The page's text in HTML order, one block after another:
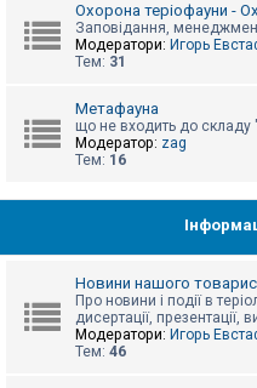
д
п
о
е
й
А
и
т
Охорона теріофауни -
Заповідання,
Модератори: Игорь
Тем: 31
Метафауна
що не входить до складу
Модератор: zag
Тем: 16
Новини нашого
Про новини і події в
дисертації, презентації,
Модератори: Игорь
Тем: 46